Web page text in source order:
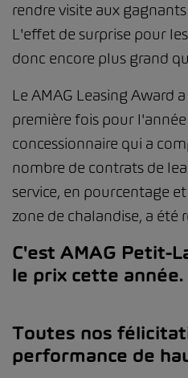
rendre visite aux
L'effet de surprise pour
donc encore plus grand
Le AMAG Leasing Award
première fois pour
concessionnaire qui a
nombre de contrats de
service, en pourcentage
zone de chalandise, a été
C'est AMAG Petit-
le prix cette année.
Toutes nos
performance de